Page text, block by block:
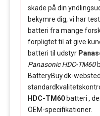
skade på din
bekymre dig, vi har
batteri fra mange
forpligtet til at give
batteri til udstyr
Panasonic HDC-TM60
BatteryBuy.dk-
HDC-TM60 batteri ,
OEM-specifikationer.